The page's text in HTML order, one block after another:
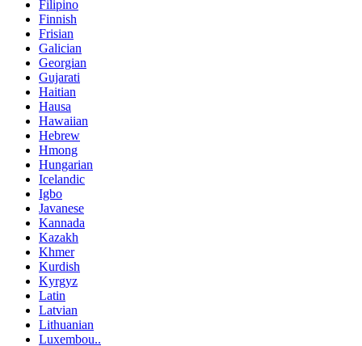
Finnish
Frisian
Galician
Georgian
Gujarati
Haitian
Hausa
Hawaiian
Hebrew
Hmong
Hungarian
Icelandic
Igbo
Javanese
Kannada
Kazakh
Khmer
Kurdish
Kyrgyz
Latin
Latvian
Lithuanian
Luxembou..